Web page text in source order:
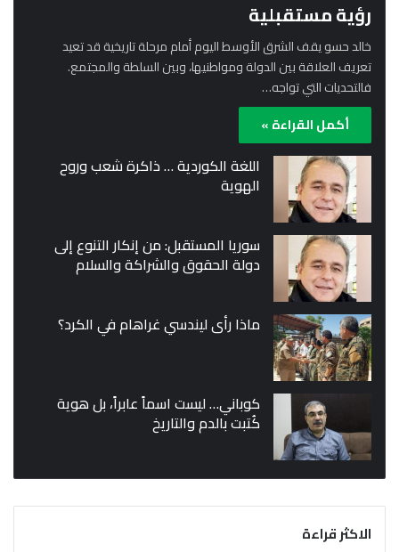
رؤية مستقبلية
خالد حسو يقف الشرق الأوسط اليوم أمام مرحلة تاريخية قد تعيد
تعريف العلاقة بين الدولة ومواطنيها، وبين السلطة والمجتمع.
فالتحديات التي تواجه…
أكمل القراءة »
اللغة الكوردية … ذاكرة شعب وروح
الهوية
سوريا المستقبل: من إنكار التنوع إلى
دولة الحقوق والشراكة والسلام
ماذا رأى ليندسي غراهام في الكرد؟
كوباني… ليست اسماً عابراً، بل هوية
كُتبت بالدم والتاريخ
الاكثر قراءة